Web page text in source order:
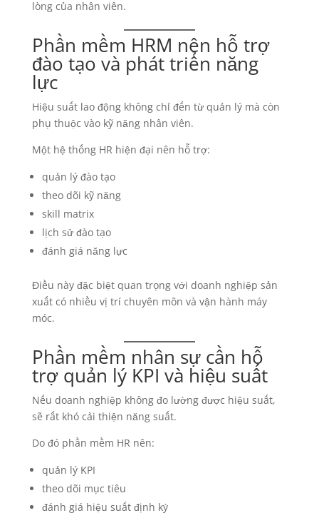
lòng của nhân viên.
Phần mềm HRM nên hỗ trợ
đào tạo và phát triển năng
lực
Hiệu suất lao động không chỉ đến từ quản lý mà còn
phụ thuộc vào kỹ năng nhân viên.
Một hệ thống HR hiện đại nên hỗ trợ:
quản lý đào tạo
theo dõi kỹ năng
skill matrix
lịch sử đào tạo
đánh giá năng lực
Điều này đặc biệt quan trọng với doanh nghiệp sản
xuất có nhiều vị trí chuyên môn và vận hành máy
móc.
Phần mềm nhân sự cần hỗ
trợ quản lý KPI và hiệu suất
Nếu doanh nghiệp không đo lường được hiệu suất,
sẽ rất khó cải thiện năng suất.
Do đó phần mềm HR nên:
quản lý KPI
theo dõi mục tiêu
đánh giá hiệu suất định kỳ